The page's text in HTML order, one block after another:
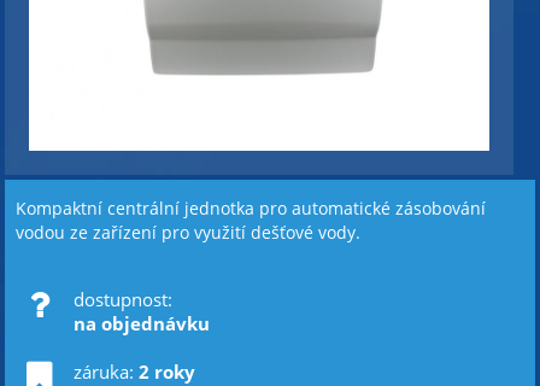
Kompaktní centrální jednotka pro automatické zásobování
vodou ze zařízení pro využití dešťové vody.
dostupnost:
na objednávku
záruka: 2 roky